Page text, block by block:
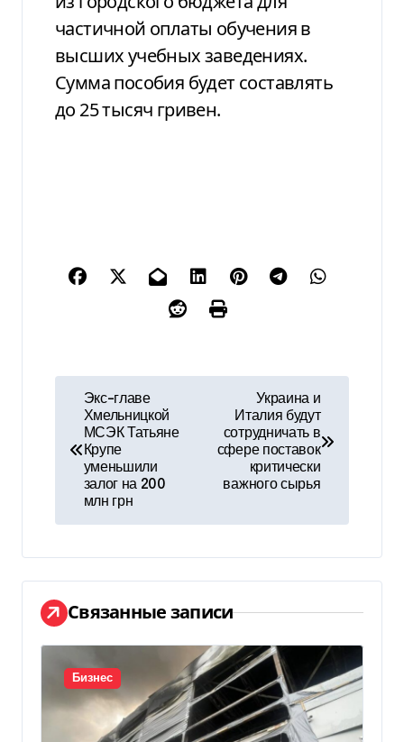
частичной оплаты обучения в
высших учебных заведениях.
Сумма пособия будет составлять
до 25 тысяч гривен.
а
ц
и
я
Экс-главе
Хмельницкой
МСЭК Татьяне
Крупе
уменьшили
залог на 200
млн грн
Украина и
Италия будут
сотрудничать в
сфере поставок
критически
важного сырья
Связанные записи
Бизнес